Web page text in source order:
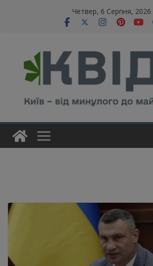
Четвер, 6 Серпня, 2026
modal-check